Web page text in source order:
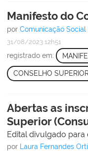
Manifesto do
por Comunicação Social
31/08/2023 12h51
registrado em:
CONSELHO
Abertas as
Superior
Edital divulgado para
por Laura Fernandes